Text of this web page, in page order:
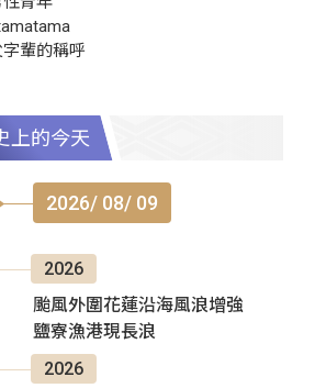
字輩的稱呼
上的今天
2026/ 08/ 09
2026
颱風外圍花蓮沿海風浪增強
鹽寮漁港現長浪
2026